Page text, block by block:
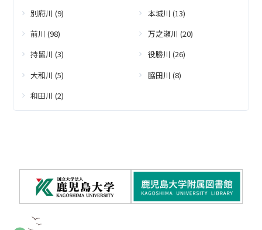
別府川 (9)
本城川 (13)
前川 (98)
万之瀬川 (20)
持留川 (3)
役勝川 (26)
大和川 (5)
脇田川 (8)
和田川 (2)